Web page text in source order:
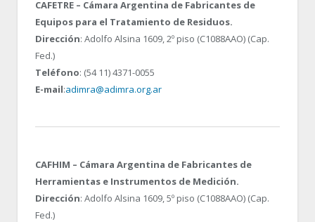
CAFETRE – Cámara Argentina de Fabricantes de
Equipos para el Tratamiento de Residuos.
Dirección: Adolfo Alsina 1609, 2º piso (C1088AAO) (Cap.
Fed.)
Teléfono: (54 11) 4371-0055
E-mail:adimra@adimra.org.ar
CAFHIM – Cámara Argentina de Fabricantes de
Herramientas e Instrumentos de Medición.
Dirección: Adolfo Alsina 1609, 5º piso (C1088AAO) (Cap.
Fed.)